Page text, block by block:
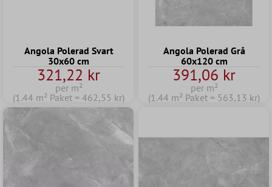
Angola Polerad Svart
30x60 cm
321,22 kr
per m²
(1.44 m² Paket = 462,55 kr)
Angola Polerad Grå
60x120 cm
391,06 kr
per m²
(1.44 m² Paket = 563,13 kr)